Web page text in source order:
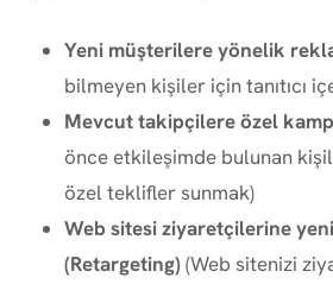
Yeni müşterilere yönelik
bilmeyen kişiler için tanıtıcı
Mevcut takipçilere özel
önce etkileşimde bulunan
özel teklifler sunmak)
Web sitesi ziyaretçilerine
(Retargeting) (Web sitenizi